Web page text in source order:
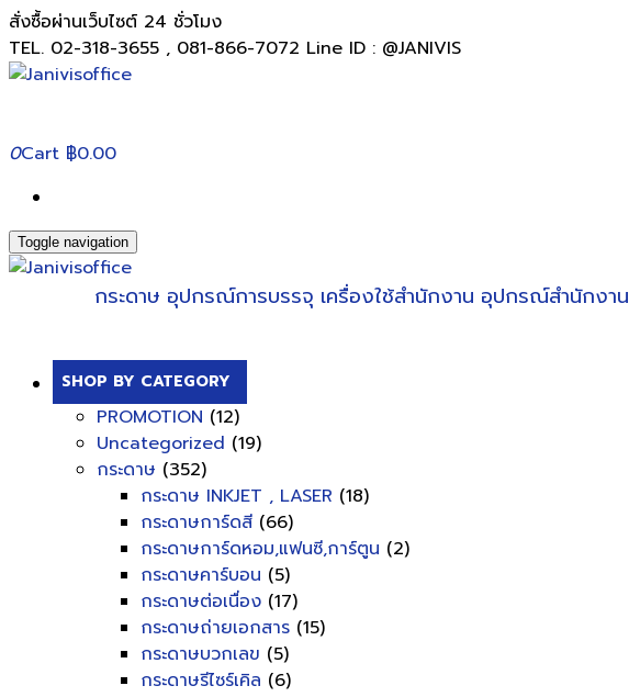
สั่งซื้อผ่านเว็บไซต์ 24 ชั่วโมง
TEL. 02-318-3655 , 081-866-7072 Line ID : @JANIVIS
0Cart ฿0.00
Toggle navigation
กระดาษ อุปกรณ์การบรรจุ เครื่องใช้สำนักงาน อุปกรณ์สำนักงาน
SHOP BY CATEGORY
PROMOTION (12)
Uncategorized (19)
กระดาษ (352)
กระดาษ INKJET , LASER (18)
กระดาษการ์ดสี (66)
กระดาษการ์ดหอม,แฟนซี,การ์ตูน (2)
กระดาษคาร์บอน (5)
กระดาษต่อเนื่อง (17)
กระดาษถ่ายเอกสาร (15)
กระดาษบวกเลข (5)
กระดาษรีไซร์เคิล (6)